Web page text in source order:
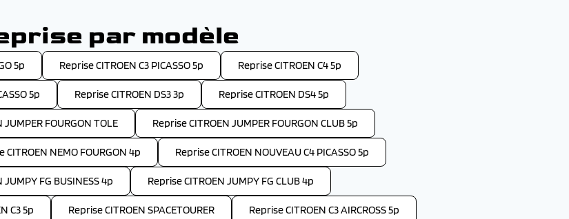
par modèle
5p Reprise CITROEN C3 PICASSO 5p Reprise CITROEN C4 5p
5p Reprise CITROEN DS3 3p Reprise CITROEN DS4 5p
JUMPER FOURGON TOLE Reprise CITROEN JUMPER FOURGON CLUB 5p
CITROEN NEMO FOURGON 4p Reprise CITROEN NOUVEAU C4 PICASSO 5p
JUMPY FG BUSINESS 4p Reprise CITROEN JUMPY FG CLUB 4p
C3 5p Reprise CITROEN SPACETOURER Reprise CITROEN C3 AIRCROSS 5p